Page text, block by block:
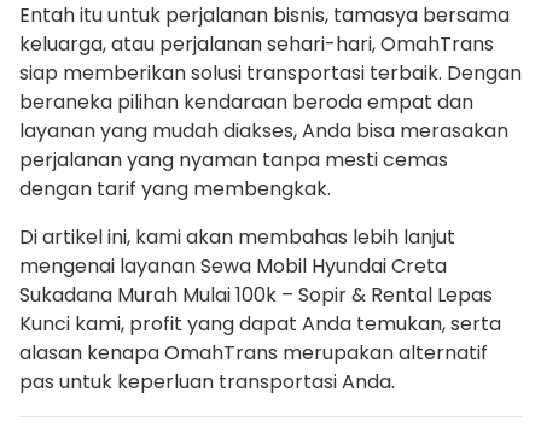
Entah itu untuk perjalanan bisnis, tamasya bersama
keluarga, atau perjalanan sehari-hari, OmahTrans
siap memberikan solusi transportasi terbaik. Dengan
beraneka pilihan kendaraan beroda empat dan
layanan yang mudah diakses, Anda bisa merasakan
perjalanan yang nyaman tanpa mesti cemas
dengan tarif yang membengkak.
Di artikel ini, kami akan membahas lebih lanjut
mengenai layanan Sewa Mobil Hyundai Creta
Sukadana Murah Mulai 100k – Sopir & Rental Lepas
Kunci kami, profit yang dapat Anda temukan, serta
alasan kenapa OmahTrans merupakan alternatif
pas untuk keperluan transportasi Anda.